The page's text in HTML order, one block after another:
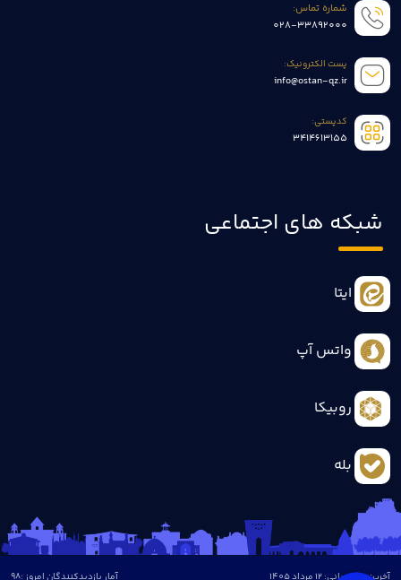
شماره تماس:
028-33892000
پست الکترونیک:
info@ostan-qz.ir
کدپستی:
3414613155
شبکه های اجتماعی
ایتا
واتس آپ
روبیکا
بله